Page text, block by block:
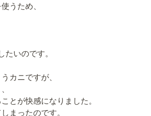
うため、
いのです。
カニですが、
とが快感になりました。
まったのです。